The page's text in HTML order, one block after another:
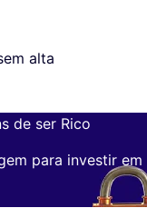
em alta
de ser Rico
para investir